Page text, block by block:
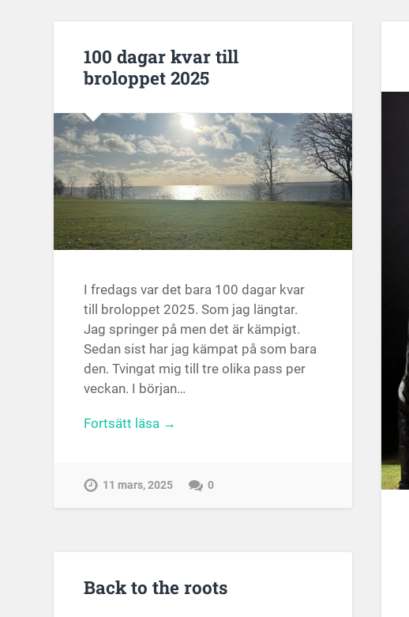
100 dagar kvar till
broloppet 2025
I fredags var det bara 100 dagar kvar
till broloppet 2025. Som jag längtar.
Jag springer på men det är kämpigt.
Sedan sist har jag kämpat på som bara
den. Tvingat mig till tre olika pass per
veckan. I början…
Fortsätt läsa →
11 mars, 2025 0
Back to the roots